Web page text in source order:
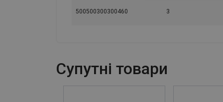
500500300300460 3
Cупутні товари